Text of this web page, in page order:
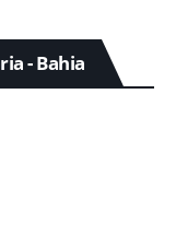
- Bahia